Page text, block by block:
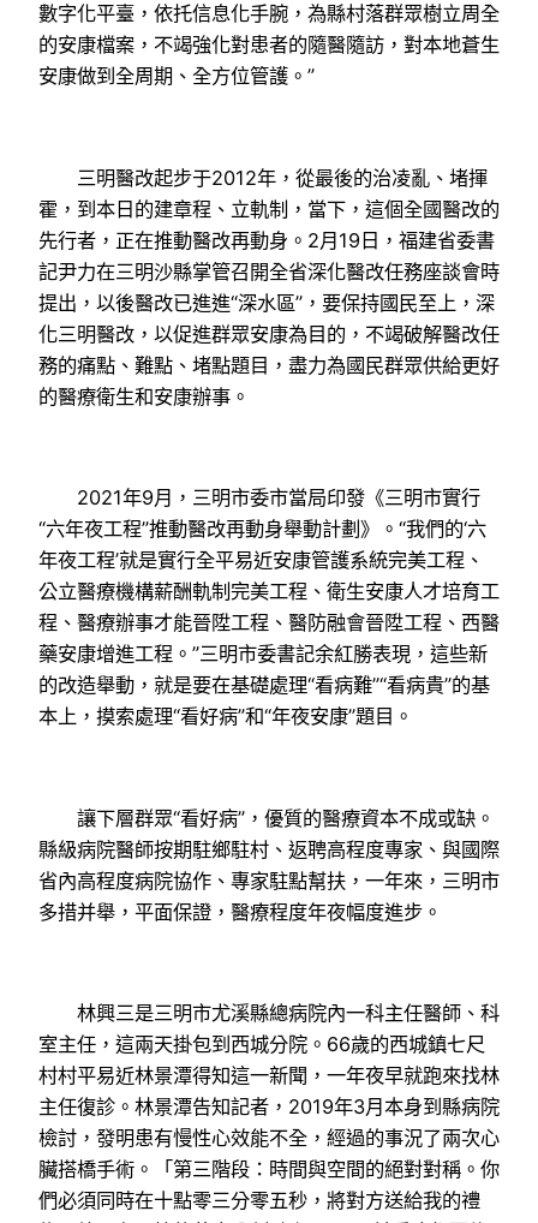
數字化平臺，依托信息化手腕，為縣村落群眾樹立周全
的安康檔案，不竭強化對患者的隨醫隨訪，對本地蒼生
安康做到全周期、全方位管護。”
三明醫改起步于2012年，從最後的治凌亂、堵揮
霍，到本日的建章程、立軌制，當下，這個全國醫改的
先行者，正在推動醫改再動身。2月19日，福建省委書
記尹力在三明沙縣掌管召開全省深化醫改任務座談會時
提出，以後醫改已進進“深水區”，要保持國民至上，深
化三明醫改，以促進群眾安康為目的，不竭破解醫改任
務的痛點、難點、堵點題目，盡力為國民群眾供給更好
的醫療衛生和安康辦事。
2021年9月，三明市委市當局印發《三明市實行
“六年夜工程”推動醫改再動身舉動計劃》。“我們的‘六
年夜工程’就是實行全平易近安康管護系統完美工程、
公立醫療機構薪酬軌制完美工程、衛生安康人才培育工
程、醫療辦事才能晉陞工程、醫防融會晉陞工程、西醫
藥安康增進工程。”三明市委書記余紅勝表現，這些新
的改造舉動，就是要在基礎處理“看病難”“看病貴”的基
本上，摸索處理“看好病”和“年夜安康”題目。
讓下層群眾“看好病”，優質的醫療資本不成或缺。
縣級病院醫師按期駐鄉駐村、返聘高程度專家、與國際
省內高程度病院協作、專家駐點幫扶，一年來，三明市
多措并舉，平面保證，醫療程度年夜幅度進步。
林興三是三明市尤溪縣總病院內一科主任醫師、科
室主任，這兩天掛包到西城分院。66歲的西城鎮七尺
村村平易近林景潭得知這一新聞，一年夜早就跑來找林
主任復診。林景潭告知記者，2019年3月本身到縣病院
檢討，發明患有慢性心效能不全，經過的事況了兩次心
臟搭橋手術。「第三階段：時間與空間的絕對對稱。你
們必須同時在十點零三分零五秒，將對方送給我的禮